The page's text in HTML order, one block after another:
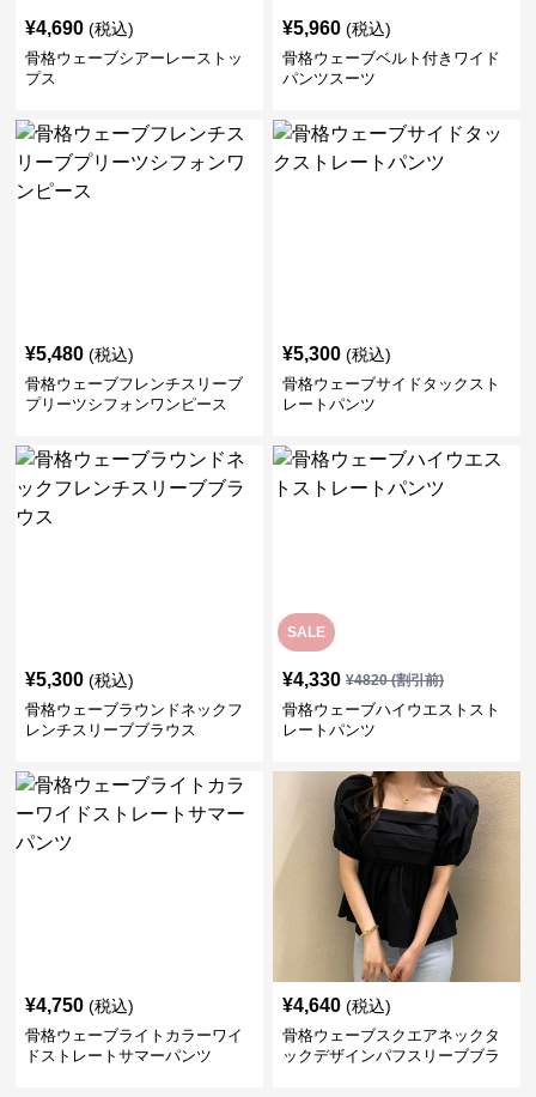
¥4,690 (税込)
骨格ウェーブシアーレーストッ
プス
¥5,960 (税込)
骨格ウェーブベルト付きワイド
パンツスーツ
¥5,480 (税込)
骨格ウェーブフレンチスリーブ
プリーツシフォンワンピース
¥5,300 (税込)
骨格ウェーブサイドタックスト
レートパンツ
¥5,300 (税込)
骨格ウェーブラウンドネックフ
レンチスリーブブラウス
SALE
¥4,330 ¥4820(割引前)
骨格ウェーブハイウエストスト
レートパンツ
¥4,750 (税込)
骨格ウェーブライトカラーワイ
ドストレートサマーパンツ
¥4,640 (税込)
骨格ウェーブスクエアネックタ
ックデザインパフスリーブブラ